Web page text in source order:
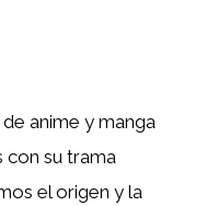
anime y manga
con su trama
el origen y la